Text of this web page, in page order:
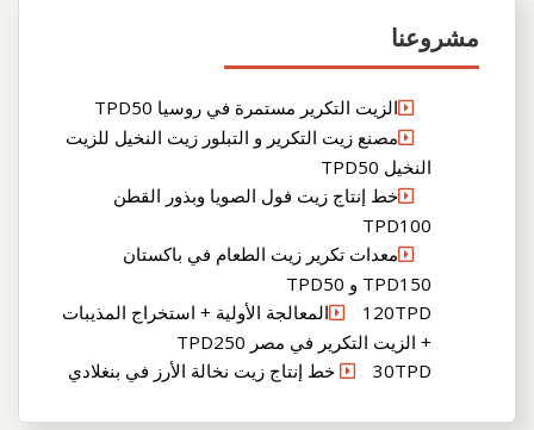
مشروعنا
الزيت التكرير مستمرة في روسيا TPD50
مصنع زيت التكرير و التبلور زيت النخيل للزيت
النخيل TPD50
خط إنتاج زيت فول الصويا وبذور القطن
TPD100
معدات تكرير زيت الطعام في باكستان
TPD150 و TPD50
120TPDالمعالجة الأولية + استخراج المذيبات
+ الزيت التكرير في مصر TPD250
30TPD خط إنتاج زيت نخالة الأرز في بنغلادي